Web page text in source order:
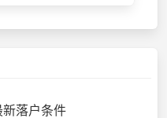
新落户条件